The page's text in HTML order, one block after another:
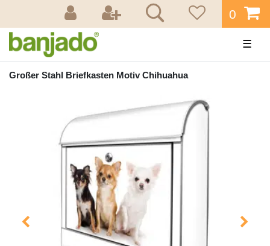
0
☰
Großer Stahl Briefkasten Motiv Chihuahua